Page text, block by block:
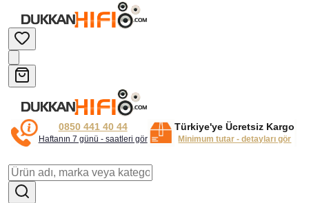
0850 441 40 44
Haftanın 7 günü - saatleri gör
Türkiye'ye Ücretsiz Kargo
Minimum tutar - detayları gör